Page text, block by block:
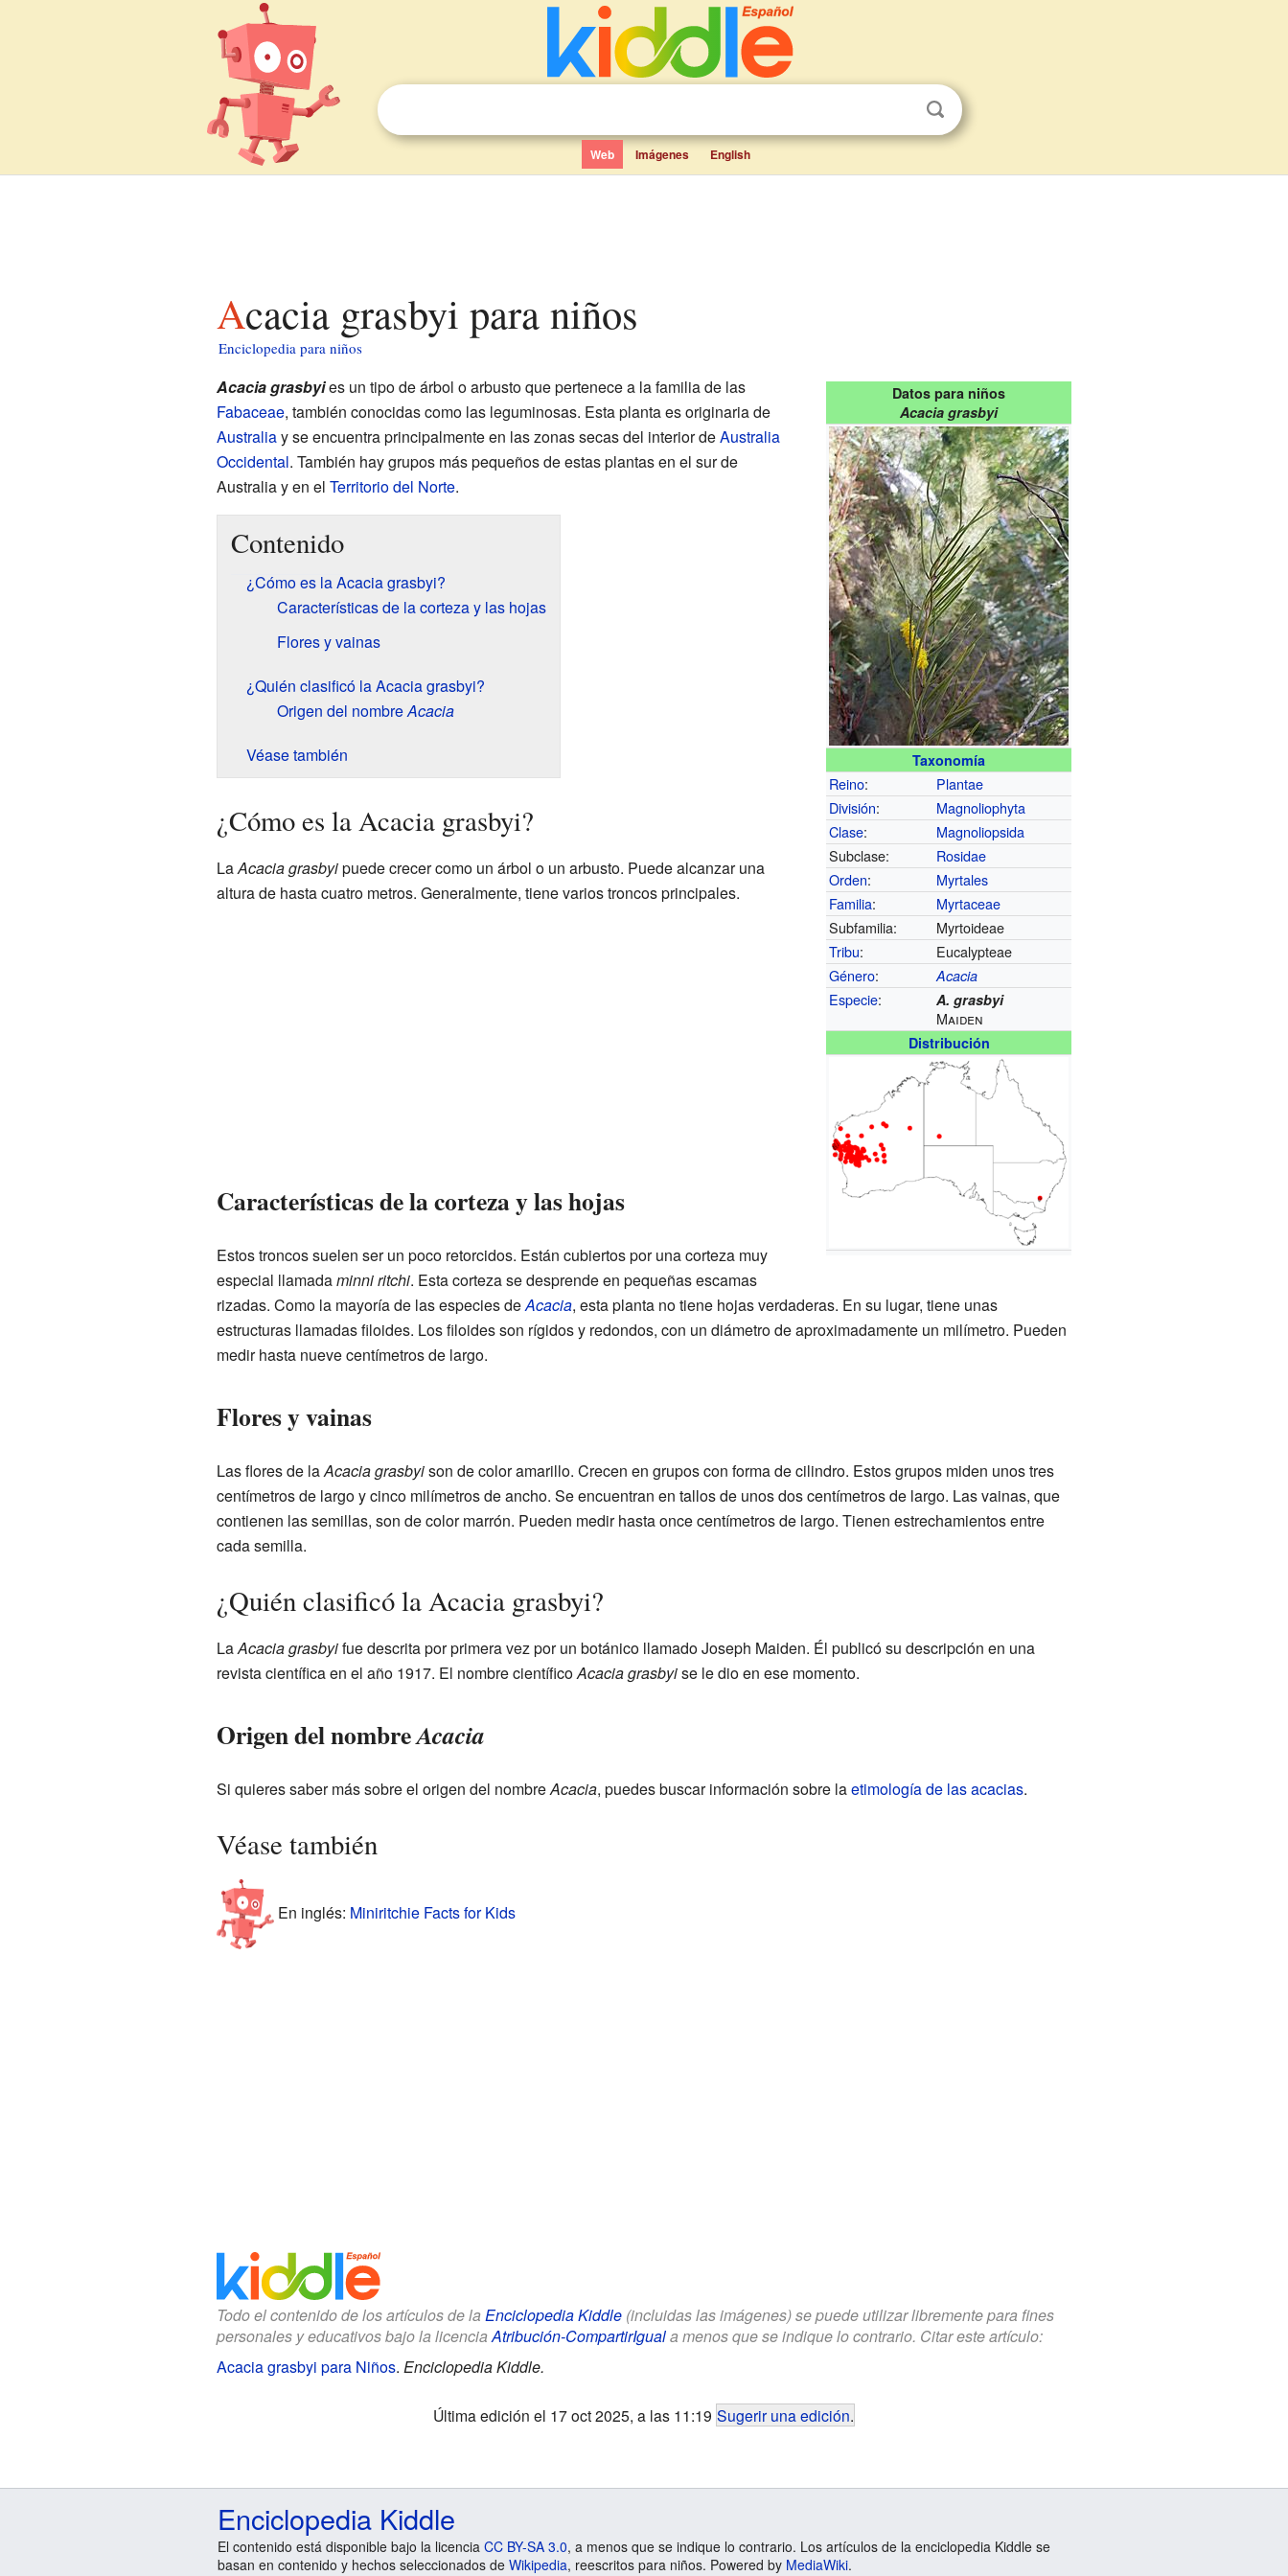
Web Imágenes English
Acacia grasbyi para niños
Enciclopedia para niños
Datos para niños
Acacia grasbyi
Taxonomía
Reino:
Plantae
División:
Magnoliophyta
Clase:
Magnoliopsida
Subclase:
Rosidae
Orden:
Myrtales
Familia:
Myrtaceae
Subfamilia:
Myrtoideae
Tribu:
Eucalypteae
Género: Acacia
Especie: A. grasbyi
Maiden
Distribución
Acacia grasbyies un tipo de árbol o arbusto que pertenece a la familia de las
Fabaceae, también conocidas como las leguminosas. Esta planta es originaria de
Australiay se encuentra principalmente en las zonas secas del interior deAustralia
Occidental. También hay grupos más pequeños de estas plantas en el sur de
Australia y en el Territorio del Norte.
Contenido
¿Cómo es la Acacia grasbyi?
Características de la corteza y las hojas
Flores y vainas
¿Quién clasificó la Acacia grasbyi?
Origen del nombreAcacia
Véase también
¿Cómo es la Acacia grasbyi?
LaAcacia grasbyipuede crecer como un árbol o un arbusto. Puede alcanzar una
altura de hasta cuatro metros. Generalmente, tiene varios troncos principales.
Características de la corteza y las hojas
Estos troncos suelen ser un poco retorcidos. Están cubiertos por una corteza muy
especial llamadaminni ritchi. Esta corteza se desprende en pequeñas escamas
rizadas. Como la mayoría de las especies deAcacia, esta planta no tiene hojas verdaderas. En su lugar, tiene unas
estructuras llamadas filoides. Los filoides son rígidos y redondos, con un diámetro de aproximadamente un milímetro. Pueden
medir hasta nueve centímetros de largo.
Flores y vainas
Las flores de laAcacia grasbyison de color amarillo. Crecen en grupos con forma de cilindro. Estos grupos miden unos tres
centímetros de largo y cinco milímetros de ancho. Se encuentran en tallos de unos dos centímetros de largo. Las vainas, que
contienen las semillas, son de color marrón. Pueden medir hasta once centímetros de largo. Tienen estrechamientos entre
cada semilla.
¿Quién clasificó la Acacia grasbyi?
LaAcacia grasbyifue descrita por primera vez por un botánico llamado Joseph Maiden. Él publicó su descripción en una
revista científica en el año 1917. El nombre científicoAcacia grasbyise le dio en ese momento.
Origen del nombreAcacia
Si quieres saber más sobre el origen del nombreAcacia, puedes buscar información sobre laetimología de las acacias.
Véase también
En inglés: Miniritchie Facts for Kids
Todo el contenido de los artículos de la Enciclopedia Kiddle(incluidas las imágenes) se puede utilizar libremente para fines
personales y educativos bajo la licenciaAtribución-CompartirIguala menos que se indique lo contrario. Citar este artículo:
Acacia grasbyi para Niños. Enciclopedia Kiddle.
Última edición el 17 oct 2025, a las 11:19 Sugerir una edición.
Enciclopedia Kiddle
El contenido está disponible bajo la licencia CC BY-SA 3.0, a menos que se indique lo contrario. Los artículos de la enciclopedia Kiddle se
basan en contenido y hechos seleccionados de Wikipedia, reescritos para niños. Powered by MediaWiki.